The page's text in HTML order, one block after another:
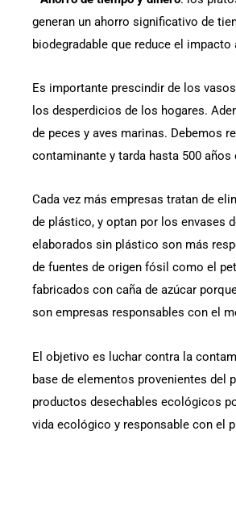
generan un ahorro significativo de
biodegradable que reduce el impacto
Es importante prescindir de los
los desperdicios de los hogares.
de peces y aves marinas. Debemos
contaminante y tarda hasta 500 años
Cada vez más empresas tratan de
de plástico, y optan por los envases
elaborados sin plástico son más
de fuentes de origen fósil como el
fabricados con caña de azúcar
son empresas responsables con el
El objetivo es luchar contra la
base de elementos provenientes del
productos desechables ecológicos
vida ecológico y responsable con el